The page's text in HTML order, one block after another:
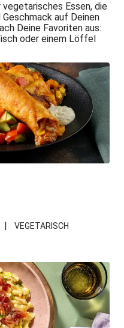
Essen, die
auf Deinen
Deine Favoriten aus:
oder einem Löffel
|
VEGETARISCH